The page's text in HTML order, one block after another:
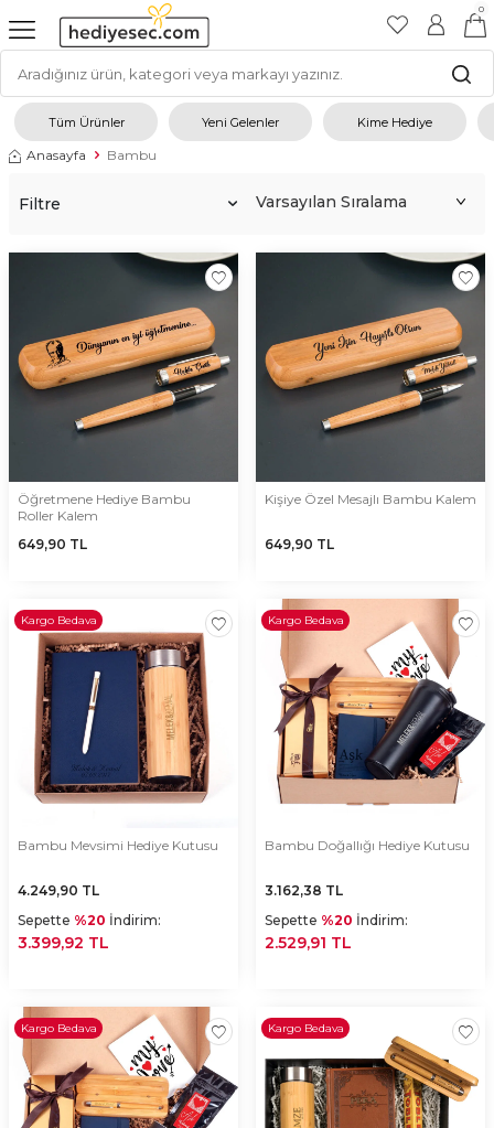
0
Tüm Ürünler Yeni Gelenler Kime Hediye
Anasayfa Bambu
Filtre
Öğretmene Hediye Bambu
Roller Kalem
649,90 TL
Kişiye Özel Mesajlı Bambu Kalem
649,90 TL
Kargo Bedava
Bambu Mevsimi Hediye Kutusu
4.249,90 TL
Sepette %20 İndirim:
3.399,92 TL
Kargo Bedava
Bambu Doğallığı Hediye Kutusu
3.162,38 TL
Sepette %20 İndirim:
2.529,91 TL
Kargo Bedava Kargo Bedava